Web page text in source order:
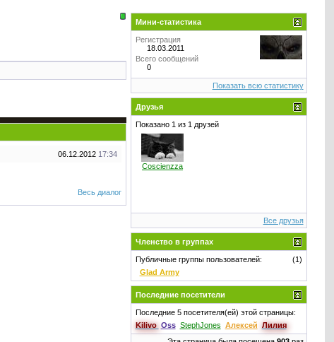
06.12.2012 17:34
Весь диалог
Мини-статистика
Регистрация
18.03.2011
Всего сообщений
0
Показать всю статистику
Друзья
Показано 1 из 1 друзей
Coscienzza
Все друзья
Членство в группах
(1)
Публичные группы пользователей:
Glad Army
Последние посетители
Последние 5 посетителя(ей) этой страницы:
Kilivo Oss StephJones Алексей Лилия